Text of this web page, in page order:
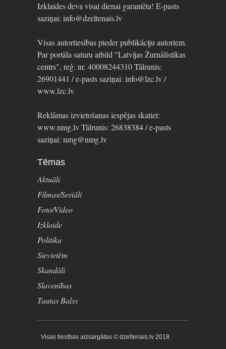
Izklaides deva visai dienai garantēta! E-pasts
saziņai: info@dzeltenais.lv
Visas autortiesības pieder publikāciju autoriem.
Par portāla saturu atbild "Latvijas Žurnālistikas
centrs", reģ. nr. 40008244310 Tālrunis:
26901441 / e-pasts saziņai: info@lzc.lv /
www.lzc.lv
Reklāmas izvietošanas iespējas skatiet:
www.nmg.lv Tālrunis: 26838384 / e-pasts
saziņai: nmg@nmg.lv
Tēmas
Aktuāli
Filmas/Seriāli
Foto/Video
Izklaide
Politika
Sievietēm
Skandāli
Slavenības
Tautas Balss
Visas tiesības aizsargātas © dzeltenais.lv 2018